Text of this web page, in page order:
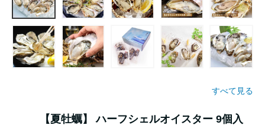
すべて見る
【夏牡蠣】 ハーフシェルオイスター 9個入